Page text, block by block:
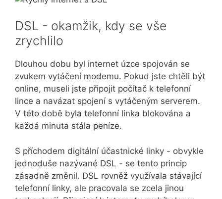
DSL - okamžik, kdy se vše
zrychlilo
Dlouhou dobu byl internet úzce spojován se
zvukem vytáčení modemu. Pokud jste chtěli být
online, museli jste připojit počítač k telefonní
lince a navázat spojení s vytáčeným serverem.
V této době byla telefonní linka blokována a
každá minuta stála peníze.
S příchodem digitální účastnické linky - obvykle
jednoduše nazývané DSL - se tento princip
zásadně změnil. DSL rovněž využívala stávající
telefonní linky, ale pracovala se zcela jinou